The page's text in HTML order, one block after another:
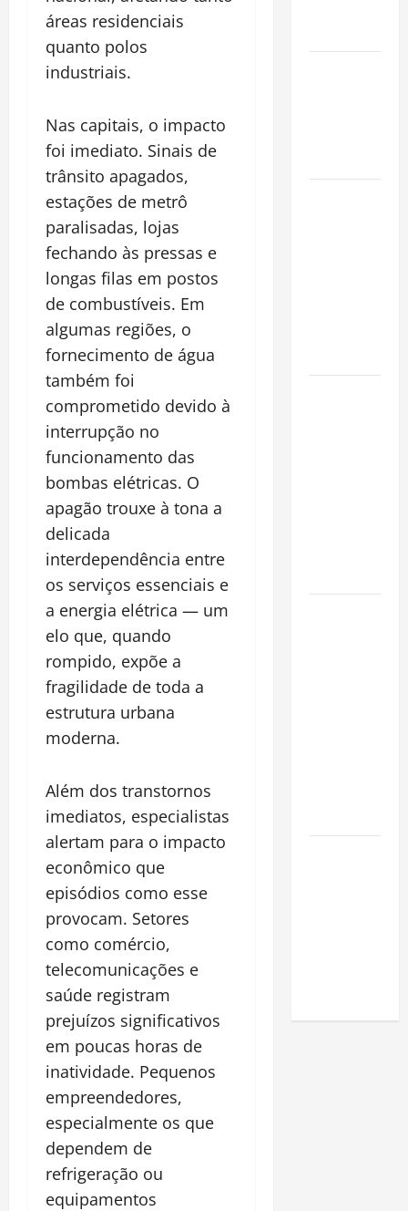
áreas residenciais
quanto polos
industriais.
Nas capitais, o impacto
foi imediato. Sinais de
trânsito apagados,
estações de metrô
paralisadas, lojas
fechando às pressas e
longas filas em postos
de combustíveis. Em
algumas regiões, o
fornecimento de água
também foi
comprometido devido à
interrupção no
funcionamento das
bombas elétricas. O
apagão trouxe à tona a
delicada
interdependência entre
os serviços essenciais e
a energia elétrica — um
elo que, quando
rompido, expõe a
fragilidade de toda a
estrutura urbana
moderna.
Além dos transtornos
imediatos, especialistas
alertam para o impacto
econômico que
episódios como esse
provocam. Setores
como comércio,
telecomunicações e
saúde registram
prejuízos significativos
em poucas horas de
inatividade. Pequenos
empreendedores,
especialmente os que
dependem de
refrigeração ou
equipamentos